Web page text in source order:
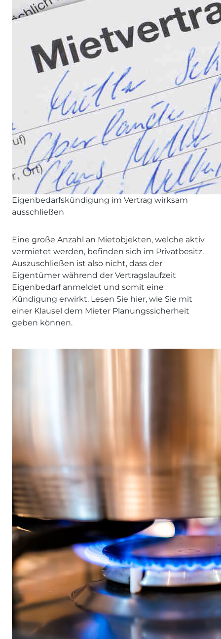
Eigenbedarfskündigung im Vertrag wirksam
ausschließen
Eine große Anzahl an Mietobjekten, welche aktiv
vermietet werden, befinden sich im Privatbesitz.
Auszuschließen ist also nicht, dass der
Eigentümer während der Vertragslaufzeit
Eigenbedarf anmeldet und somit eine
Kündigung erwirkt. Lesen Sie hier, wie Sie mit
einer Klausel dem Mieter Planungssicherheit
geben können.